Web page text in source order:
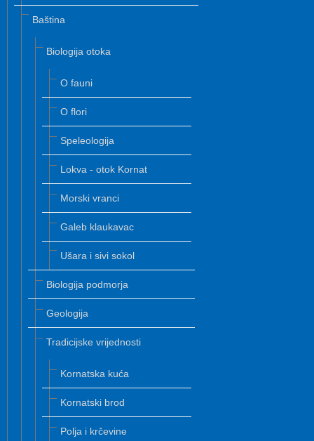
Baština
Biologija otoka
O fauni
O flori
Speleologija
Lokva - otok Kornat
Morski vranci
Galeb klaukavac
Ušara i sivi sokol
Biologija podmorja
Geologija
Tradicijske vrijednosti
Kornatska kuća
Kornatski brod
Polja i krčevine